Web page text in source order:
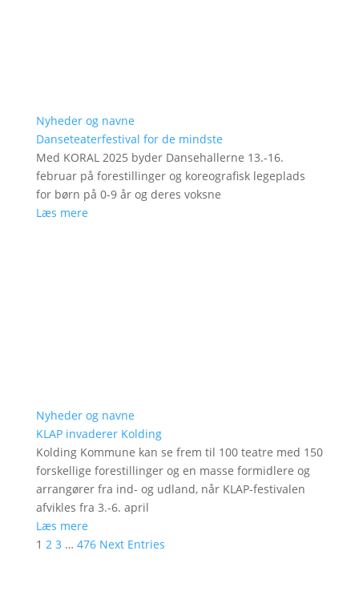
Nyheder og navne
Danseteaterfestival for de mindste
Med KORAL 2025 byder Dansehallerne 13.-16.
februar på forestillinger og koreografisk legeplads
for børn på 0-9 år og deres voksne
Læs mere
Nyheder og navne
KLAP invaderer Kolding
Kolding Kommune kan se frem til 100 teatre med 150
forskellige forestillinger og en masse formidlere og
arrangører fra ind- og udland, når KLAP-festivalen
afvikles fra 3.-6. april
Læs mere
1 2 3 … 476 Next Entries